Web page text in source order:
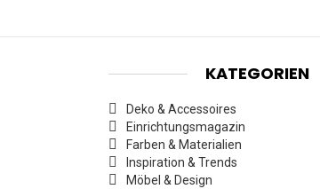
KATEGORIEN
Deko & Accessoires
Einrichtungsmagazin
Farben & Materialien
Inspiration & Trends
Möbel & Design